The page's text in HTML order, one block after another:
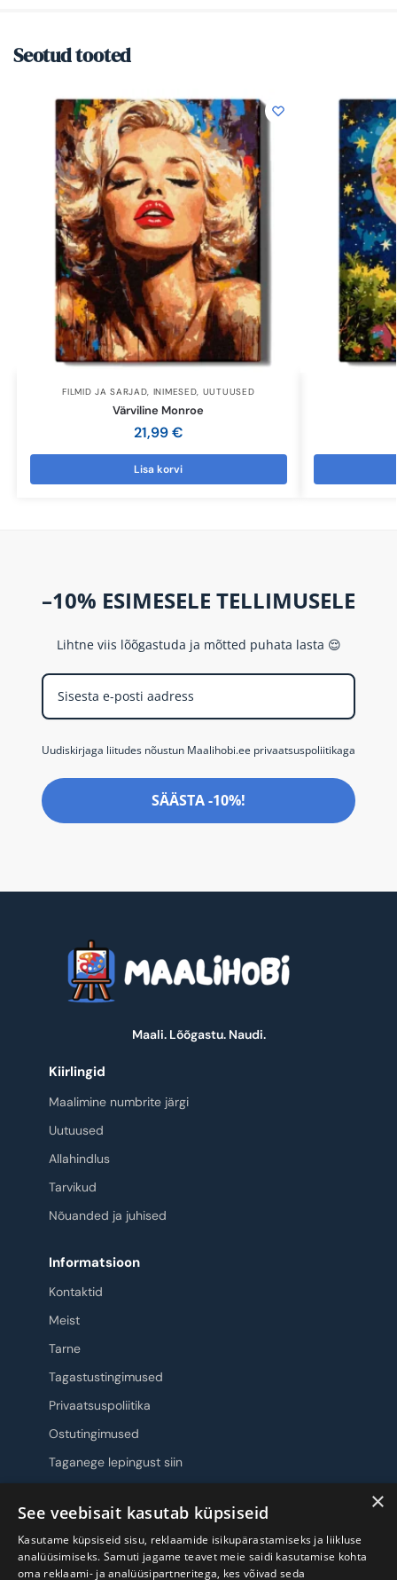
Seotud tooted
FILMID JA SARJAD, INIMESED, UUTUUSED
Värviline Monroe
21,99€
Lisa korvi
–10% ESIMESELE TELLIMUSELE
Lihtne viis lõõgastuda ja mõtted puhata lasta 😌
Uudiskirjaga liitudes nõustun Maalihobi.ee privaatsuspoliitikaga
SÄÄSTA -10%!
Maali. Lõõgastu. Naudi.
Kiirlingid
Maalimine numbrite järgi
Uutuused
Allahindlus
Tarvikud
Nõuanded ja juhised
Informatsioon
Kontaktid
Meist
Tarne
Tagastustingimused
Privaatsuspoliitika
Ostutingimused
Taganege lepingust siin
Jälgi meid ×
See veebisait kasutab küpsiseid
Kasutame küpsiseid sisu, reklaamide isikupärastamiseks ja liikluse
analüüsimiseks. Samuti jagame teavet meie saidi kasutamise kohta
oma reklaami- ja analüüsipartneritega, kes võivad seda